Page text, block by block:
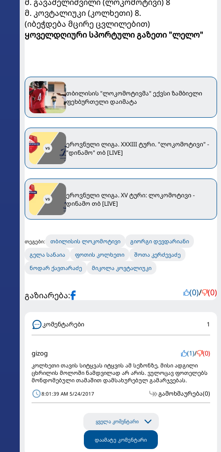
მ. კოვტალიუკი (კოლხეთი) 8.
(იბეჭდება მცირე ცვლილებით)
ყოველდღიური სპორტული გაზეთი "ლელო"
თბილისის "ლოკომოტივმა" ექვსი ზამბიელი
ფეხბურთელი დაიმატა
ეროვნული ლიგა. XXXIII ტური. "ლოკომოტივი" -
"დინამო" თბ [LIVE]
ეროვნული ლიგა. XV ტური: ლოკომოტივი -
დინამო თბ [LIVE]
თეგები: თბილისის ლოკომოტივი
გიორგი დევდარიანი
გელა სანაია
ფოთის კოლხეთი
შოთა კერძევაძე
ნოდარ ქავთარაძე
მიკოლა კოვტალიუკი
გაზიარება: (0)/ (0)
კომენტარები 1
gizog (1)/ (0)
კოლხეთი თავის სიტყვას იტყვის ამ სეზონზე, მისი ადგილი
ცხრილის მოლოში ნამდვილად არ არის. ვულოცავ ფოთელებს
მონდომებული თამაშით დამსახურებულ გამარჯვებას.
8:01:39 AM 5/24/2017 გამოხმაურება(0)
ყველა კომენტარი
დაამატე კომენტარი